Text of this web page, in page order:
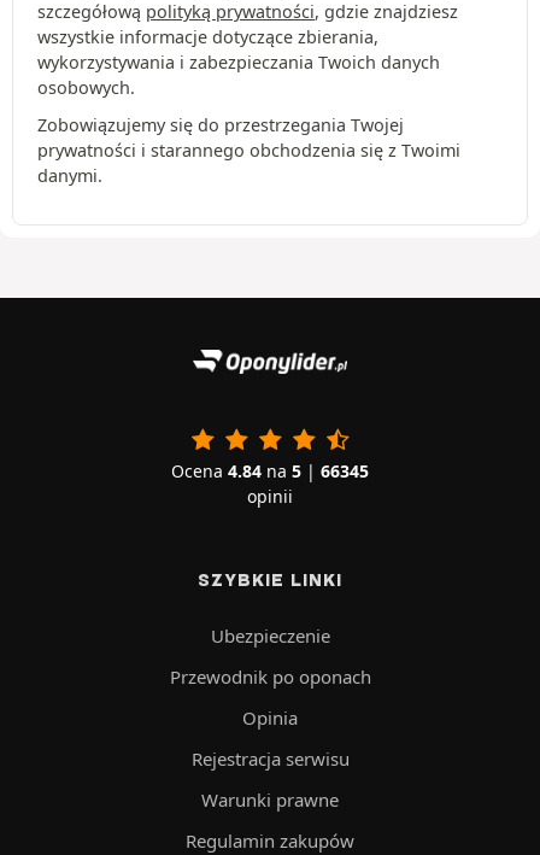
szczegółową polityką prywatności, gdzie znajdziesz
wszystkie informacje dotyczące zbierania,
wykorzystywania i zabezpieczania Twoich danych
osobowych.
Zobowiązujemy się do przestrzegania Twojej
prywatności i starannego obchodzenia się z Twoimi
danymi.
Ocena 4.84 na 5 | 66345
opinii
SZYBKIE LINKI
Ubezpieczenie
Przewodnik po oponach
Opinia
Rejestracja serwisu
Warunki prawne
Regulamin zakupów